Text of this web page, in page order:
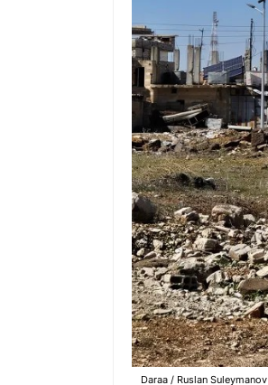
Daraa / Ruslan Suleymanov